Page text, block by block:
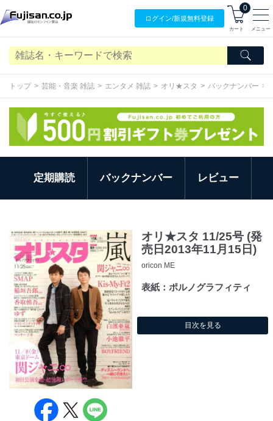
ログイン/新規無料登録
0
カート メニュー
トップ 芸能・音楽 雑誌 エンタメ 雑誌 オリ★スタ バックナンバー
定期購読 バックナンバー レビュー
オリ★スタ 11/25号 (発
売日2013年11月15日)
oricon ME
表紙：ポルノグラフィティ
目次を見る